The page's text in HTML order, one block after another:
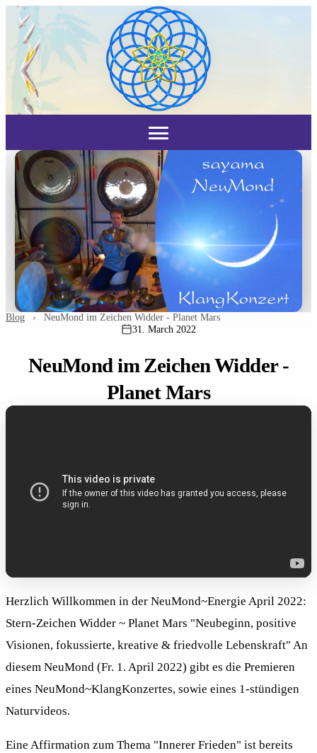
Blog › NeuMond im Zeichen Widder - Planet Mars
31. March 2022
NeuMond im Zeichen Widder -
Planet Mars
Herzlich Willkommen in der NeuMond~Energie April 2022:
Stern-Zeichen Widder ~ Planet Mars "Neubeginn, positive
Visionen, fokussierte, kreative & friedvolle Lebenskraft" An
diesem NeuMond (Fr. 1. April 2022) gibt es die Premieren
eines NeuMond~KlangKonzertes, sowie eines 1-stündigen
Naturvideos.
Eine Affirmation zum Thema "Innerer Frieden" ist bereits